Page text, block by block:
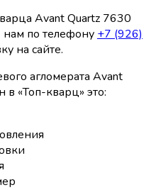
Avant Quartz 7630
нам по телефону +7 (926)
на сайте.
агломерата Avant
в «Топ-кварц» это: